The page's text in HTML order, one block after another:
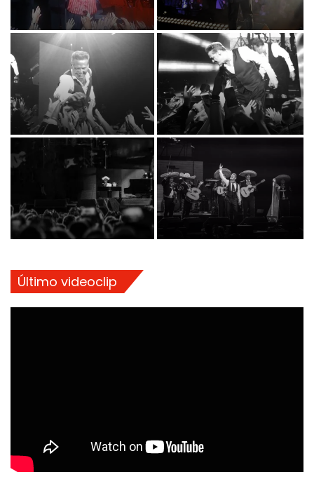
Último videoclip